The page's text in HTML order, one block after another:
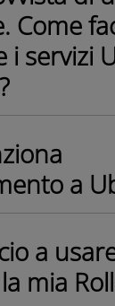
Come
i servizi
a
a
mia